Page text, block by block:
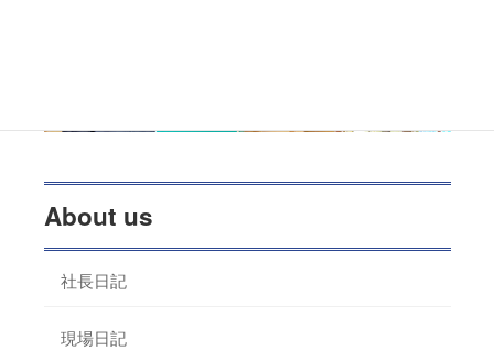
About us
社長日記
現場日記